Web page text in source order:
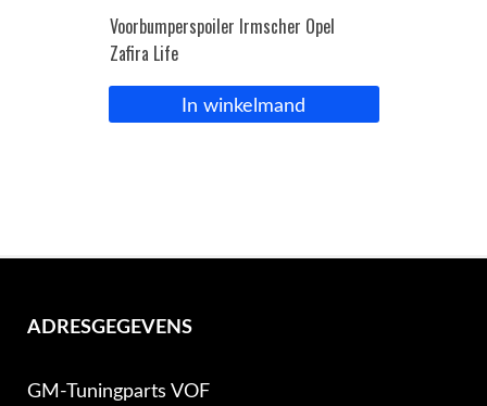
Voorbumperspoiler Irmscher Opel
Zafira Life
In winkelmand
ADRESGEGEVENS
GM-Tuningparts VOF